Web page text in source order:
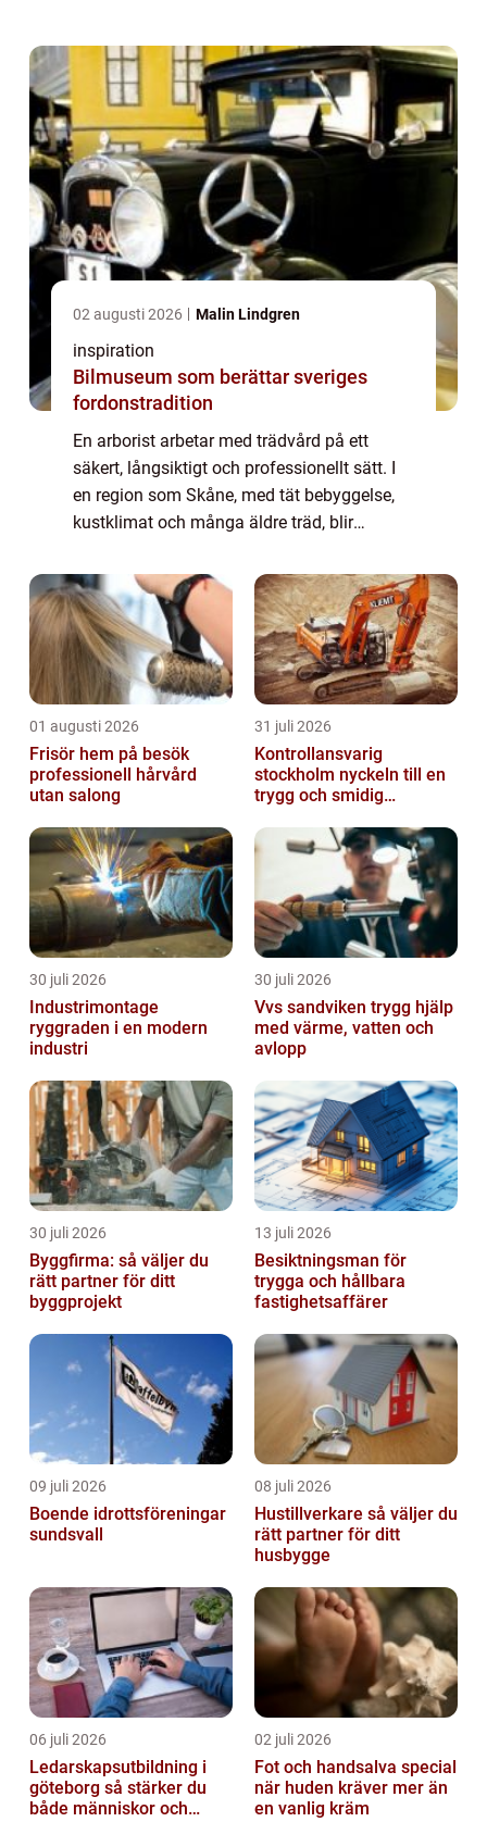
02 augusti 2026 Malin Lindgren
inspiration
Bilmuseum som berättar sveriges
fordonstradition
En arborist arbetar med trädvård på ett
säkert, långsiktigt och professionellt sätt. I
en region som Skåne, med tät bebyggelse,
kustklimat och många äldre träd, blir
01 augusti 2026
Frisör hem på besök
professionell hårvård
utan salong
31 juli 2026
Kontrollansvarig
stockholm nyckeln till en
trygg och smidig
30 juli 2026
Industrimontage
ryggraden i en modern
industri
30 juli 2026
Vvs sandviken trygg hjälp
med värme, vatten och
avlopp
30 juli 2026
Byggfirma: så väljer du
rätt partner för ditt
byggprojekt
13 juli 2026
Besiktningsman för
trygga och hållbara
fastighetsaffärer
09 juli 2026
Boende idrottsföreningar
sundsvall
08 juli 2026
Hustillverkare så väljer du
rätt partner för ditt
husbygge
06 juli 2026
Ledarskapsutbildning i
göteborg så stärker du
både människor och
02 juli 2026
Fot och handsalva special
när huden kräver mer än
en vanlig kräm